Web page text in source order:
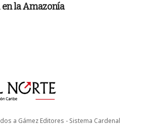
la Amazonía
a Gámez Editores - Sistema Cardenal